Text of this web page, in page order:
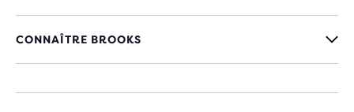
CONNAÎTRE BROOKS